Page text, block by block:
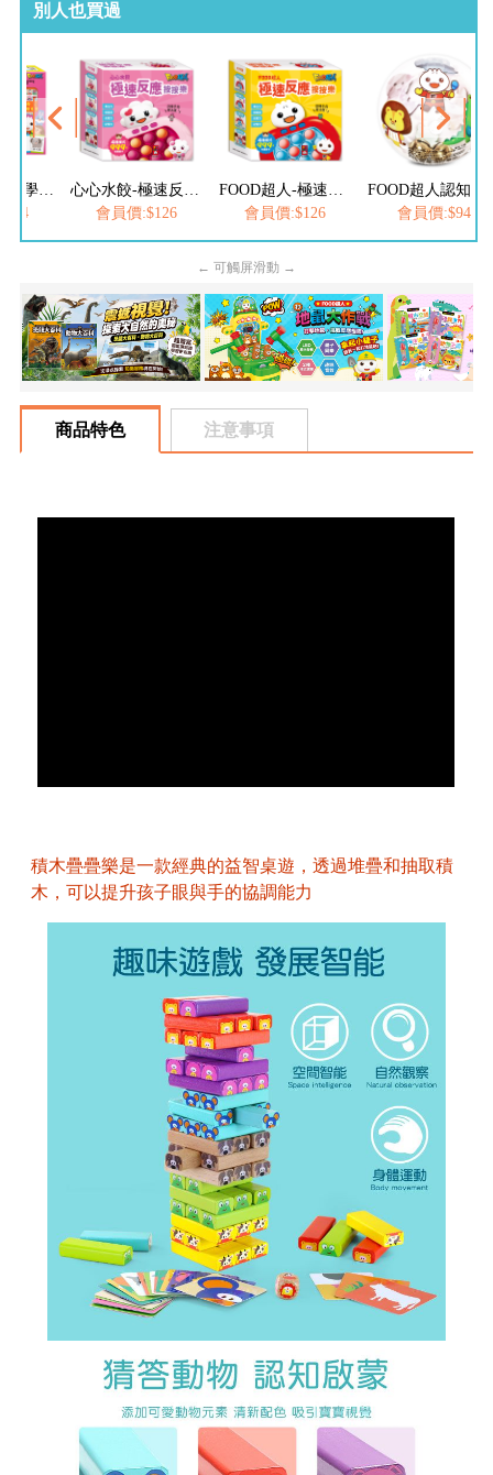
別人也買過
會員價:$126
會員價:$126
會員價:$94
← 可觸屏滑動 →
商品特色 注意事項
積木疊疊樂是一款經典的益智桌遊，透過堆疊和抽取積
木，可以提升孩子眼與手的協調能力